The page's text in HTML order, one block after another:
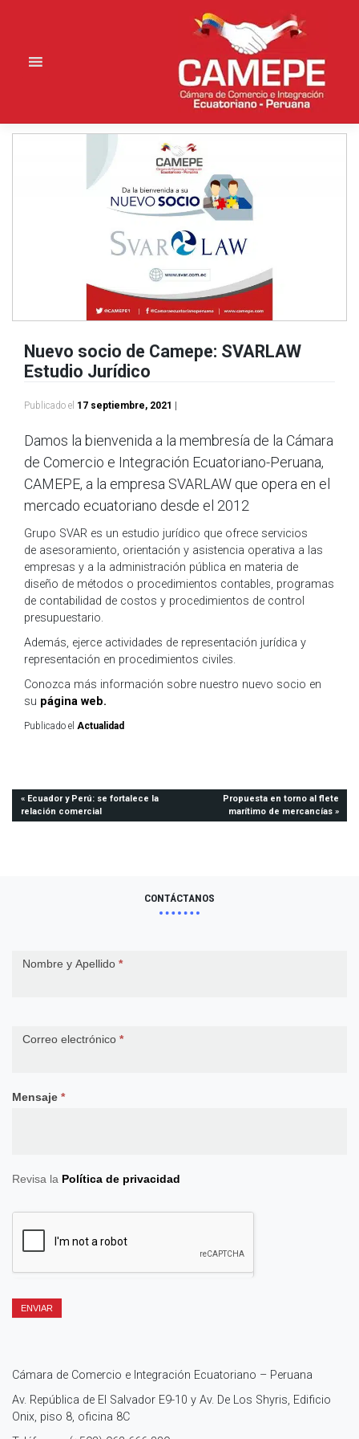
Nuevo socio de Camepe: SVARLAW
Estudio Jurídico
Publicado el 17 septiembre, 2021 |
Damos la bienvenida a la membresía de la Cámara
de Comercio e Integración Ecuatoriano-Peruana,
CAMEPE, a la empresa SVARLAW que opera en el
mercado ecuatoriano desde el 2012
Grupo SVAR es un estudio jurídico que ofrece servicios
de asesoramiento, orientación y asistencia operativa a las
empresas y a la administración pública en materia de
diseño de métodos o procedimientos contables, programas
de contabilidad de costos y procedimientos de control
presupuestario.
Además, ejerce actividades de representación jurídica y
representación en procedimientos civiles.
Conozca más información sobre nuestro nuevo socio en
su página web.
Publicado el Actualidad
Navegación
de
Ecuador y Perú: se fortalece la
relación comercial
Propuesta en torno al flete
marítimo de mercancías
CONTÁCTANOS
UsNombre y Apellido *
Correo electrónico *
Mensaje *
Revisa la Política de privacidad
ENVIAR
Cámara de Comercio e Integración Ecuatoriano – Peruana
Av. República de El Salvador E9-10 y Av. De Los Shyris, Edificio
Onix, piso 8, oficina 8C